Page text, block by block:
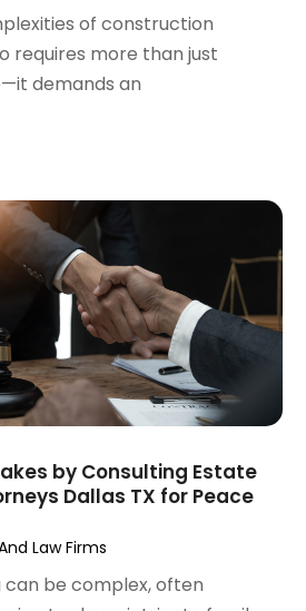
of construction
requires more than just
demands an
by Consulting Estate
Dallas TX for Peace
Law Firms
be complex, often